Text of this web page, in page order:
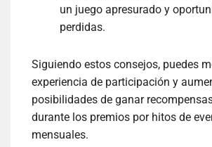
un juego apresurado y
perdidas.
Siguiendo estos consejos, puedes
experiencia de participación y
posibilidades de ganar
durante los premios por hitos de
mensuales.